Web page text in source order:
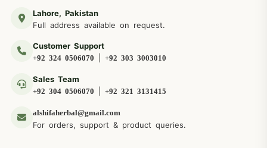
Lahore, Pakistan
Full address available on request.
Customer Support
+92 324 0506070 +92 303 3003010
Sales Team
+92 304 0506070 +92 321 3131415
alshifaherbal@gmail.com
For orders, support & product queries.